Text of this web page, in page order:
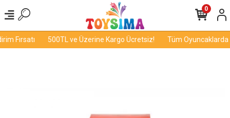
Fırsatı 500TL ve Üzerine Kargo Ücretsiz! Tüm Oyuncaklarda
0